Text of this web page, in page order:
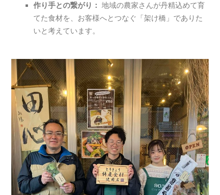
作り手との繋がり： 地域の農家さんが丹精込めて育
てた食材を、お客様へとつなぐ「架け橋」でありた
いと考えています。